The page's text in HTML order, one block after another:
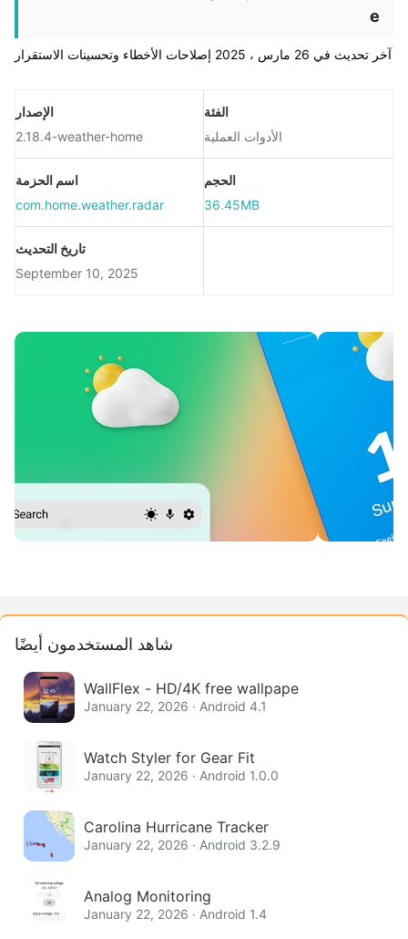
e
آخر تحديث في 26 مارس ، 2025 إصلاحات الأخطاء وتحسينات الاستقرار
الإصدار
2.18.4-weather-home
الفئة
الأدوات العملية
اسم الحزمة
com.home.weather.radar
الحجم
36.45MB
تاريخ التحديث
September 10, 2025
شاهد المستخدمون أيضًا
WallFlex - HD/4K free wallpape
January 22, 2026 · Android 4.1
Watch Styler for Gear Fit
January 22, 2026 · Android 1.0.0
Carolina Hurricane Tracker
January 22, 2026 · Android 3.2.9
Analog Monitoring
January 22, 2026 · Android 1.4